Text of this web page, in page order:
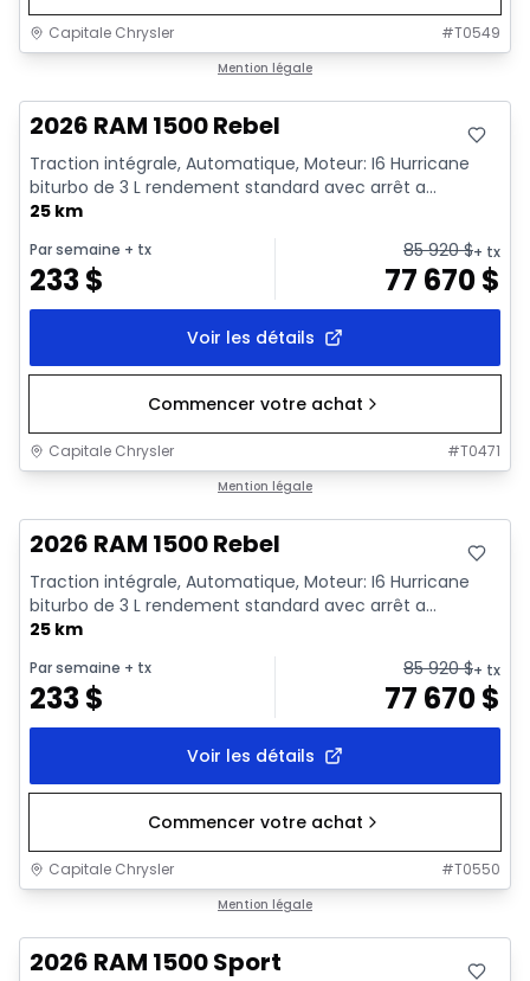
Capitale Chrysler #T0549
Mention légale
2026 RAM 1500 Rebel
Traction intégrale, Automatique, Moteur: I6 Hurricane
biturbo de 3 L rendement standard avec arrêt a...
25 km
Par semaine + tx
233$
85 920$+ tx
77 670$
Voir les détails
Commencer votre achat
Capitale Chrysler #T0471
Mention légale
2026 RAM 1500 Rebel
Traction intégrale, Automatique, Moteur: I6 Hurricane
biturbo de 3 L rendement standard avec arrêt a...
25 km
Par semaine + tx
233$
85 920$+ tx
77 670$
Voir les détails
Commencer votre achat
Capitale Chrysler #T0550
Mention légale
2026 RAM 1500 Sport